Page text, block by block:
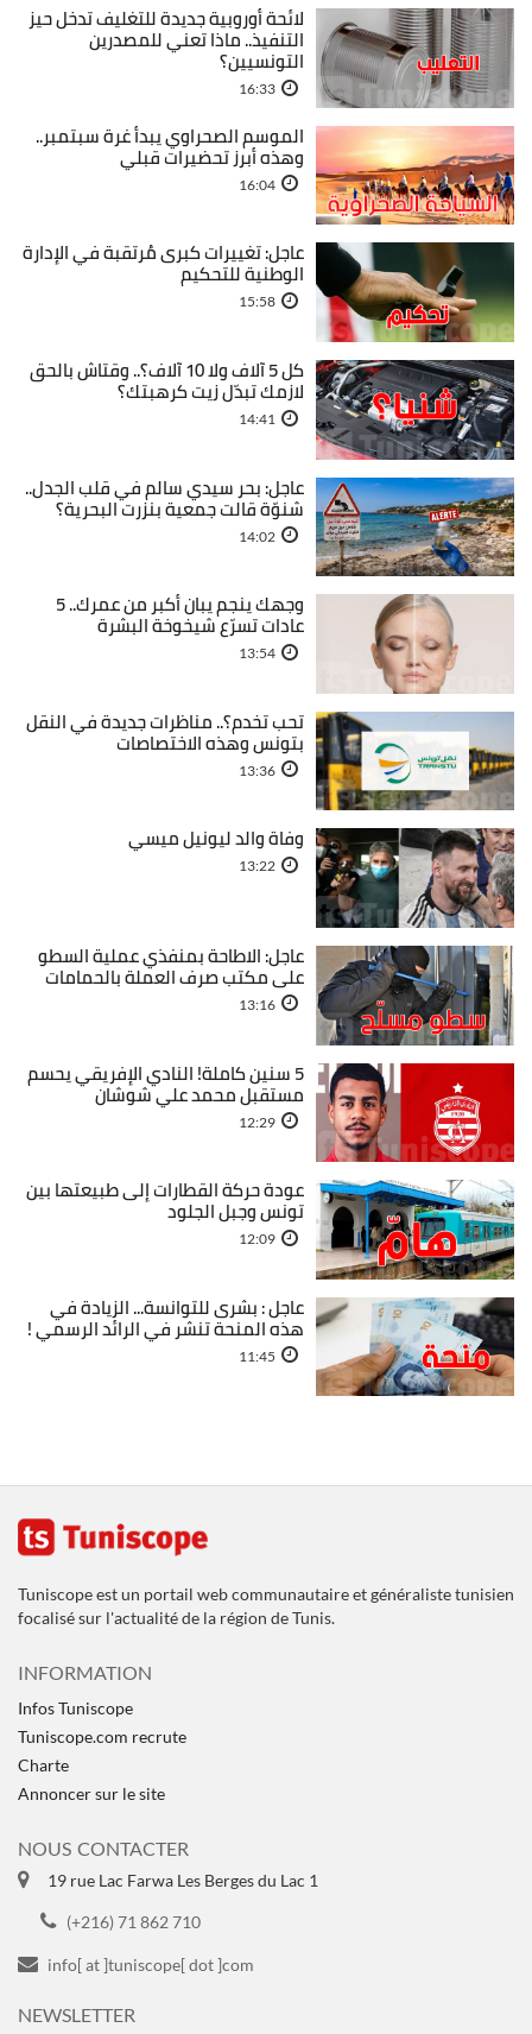
لائحة أوروبية جديدة للتغليف تدخل حيز
التنفيذ.. ماذا تعني للمصدرين
التونسيين؟
16:33
الموسم الصحراوي يبدأ غرة سبتمبر..
وهذه أبرز تحضيرات قبلي
16:04
عاجل: تغييرات كبرى مُرتقبة في الإدارة
الوطنية للتحكيم
15:58
كل 5 آلاف ولا 10 آلاف؟.. وقتاش بالحق
لازمك تبدّل زيت كرهبتك؟
14:41
عاجل: بحر سيدي سالم في قلب الجدل..
شنوّة قالت جمعية بنزرت البحرية؟
14:02
وجهك ينجم يبان أكبر من عمرك.. 5
عادات تسرّع شيخوخة البشرة
13:54
تحب تخدم؟.. مناظرات جديدة في النقل
بتونس وهذه الاختصاصات
13:36
وفاة والد ليونيل ميسي
13:22
عاجل: الاطاحة بمنفذي عملية السطو
على مكتب صرف العملة بالحمامات
13:16
5 سنين كاملة! النادي الإفريقي يحسم
مستقبل محمد علي شوشان
12:29
عودة حركة القطارات إلى طبيعتها بين
تونس وجبل الجلود
12:09
عاجل : بشرى للتوانسة... الزيادة في
هذه المنحة تنشر في الرائد الرسمي !
11:45
Tuniscope est un portail web communautaire et généraliste tunisien
focalisé sur l'actualité de la région de Tunis.
INFORMATION
Infos Tuniscope
Tuniscope.com recrute
Charte
Annoncer sur le site
NOUS CONTACTER
19 rue Lac Farwa Les Berges du Lac 1
(+216) 71 862 710
info[ at ]tuniscope[ dot ]com
NEWSLETTER